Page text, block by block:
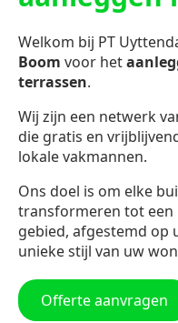
Welkom bij PT
Boom voor het
terrassen.
Wij zijn een netwerk
die gratis en
lokale vakmannen.
Ons doel is om elke
transformeren tot
gebied, afgestemd op
unieke stijl van uw
Offerte aanvragen